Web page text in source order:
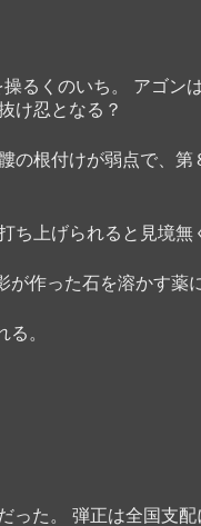
るくのいち。 アゴ
け忍となる？
根付けが弱点で、
上げられると見境無
作った石を溶かす薬
。
た。 弾正は全国支